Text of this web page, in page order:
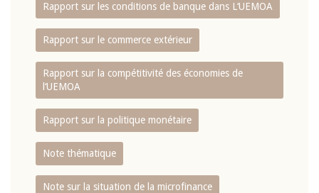
Rapport sur les conditions de banque dans L‘UEMOA
Rapport sur le commerce extérieur
Rapport sur la compétitivité des économies de
l‘UEMOA
Rapport sur la politique monétaire
Note thématique
Note sur la situation de la microfinance